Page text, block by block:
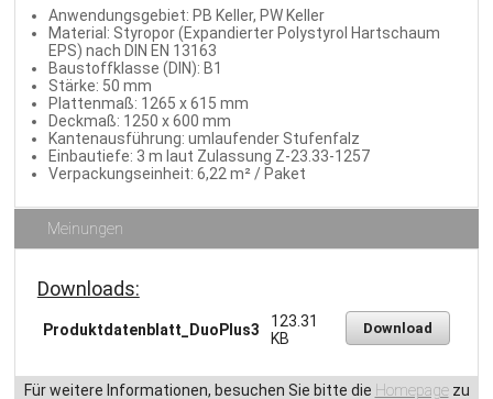
Anwendungsgebiet: PB Keller, PW Keller
Material: Styropor (Expandierter Polystyrol Hartschaum
EPS) nach DIN EN 13163
Baustoffklasse (DIN): B1
Stärke: 50 mm
Plattenmaß: 1265 x 615 mm
Deckmaß: 1250 x 600 mm
Kantenausführung: umlaufender Stufenfalz
Einbautiefe: 3 m laut Zulassung Z-23.33-1257
Verpackungseinheit: 6,22 m² / Paket
Meinungen
Downloads:
Produktdatenblatt_DuoPlus3
123.31
KB
Download
Für weitere Informationen, besuchen Sie bitte die Homepagezu